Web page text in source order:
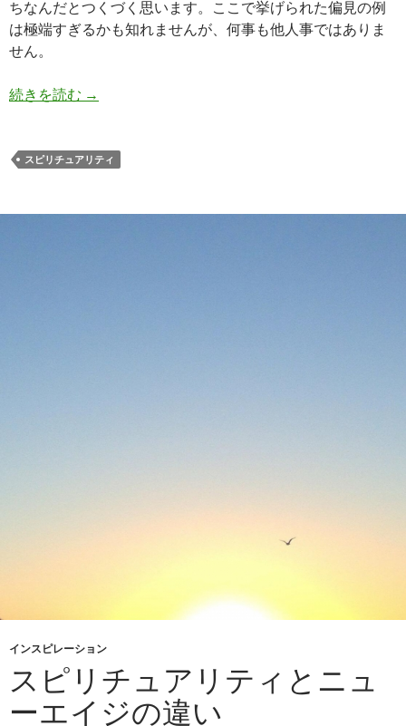
ちなんだとつくづく思います。ここで挙げられた偏見の例
は極端すぎるかも知れませんが、何事も他人事ではありま
せん。
続きを読む スピリチュアル意識高い系にありがちな偏見
→
スピリチュアリティ
インスピレーション
スピリチュアリティとニュ
ーエイジの違い